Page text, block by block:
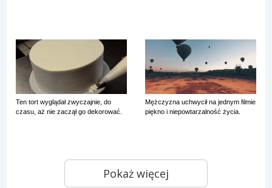
Ten tort wyglądał zwyczajnie, do
czasu, aż nie zaczął go dekorować.
Mężczyzna uchwycił na jednym filmie
piękno i niepowtarzalność życia.
Pokaż więcej